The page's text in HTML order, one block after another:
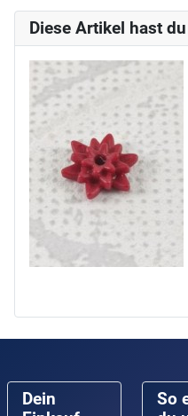
Diese Artikel hast
Dein
So